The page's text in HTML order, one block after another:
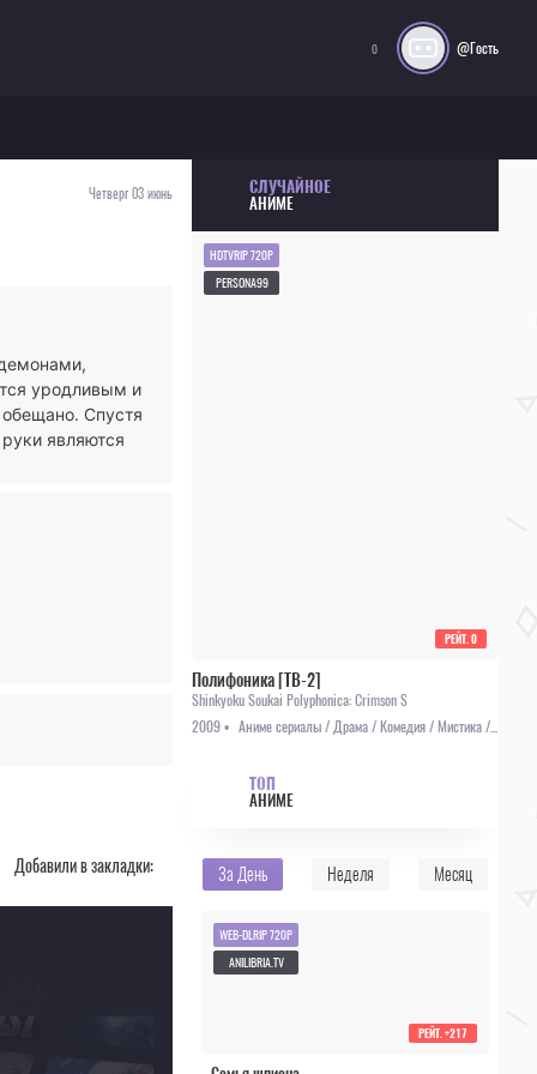
0 @Гость
Четверг 03 июнь
уродливым и
Спустя
являются
Добавили в закладки:
СЛУЧАЙНОЕ
АНИМЕ
Полифоника [ТВ-2]
Shinkyoku Soukai Polyphonica: Crimson S
2009 •
Аниме сериалы / Драма / Комедия / Мистика / Романтика
HDTVRIP 720P
PERSONA99
РЕЙТ. 0
ТОП
АНИМЕ
За День Неделя Месяц
WEB-DLRIP 720P
ANILIBRIA.TV
РЕЙТ. +217